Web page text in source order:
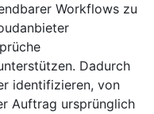
Workflows zu
Dadurch
identifizieren, von
Auftrag ursprünglich